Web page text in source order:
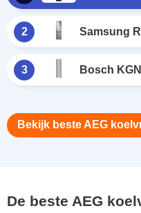
2 Samsung
3 Bosch
Bekijk beste AEG
De beste AEG